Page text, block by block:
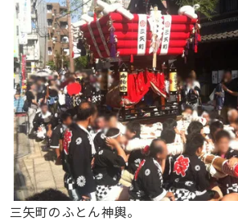
三矢町のふとん神輿。